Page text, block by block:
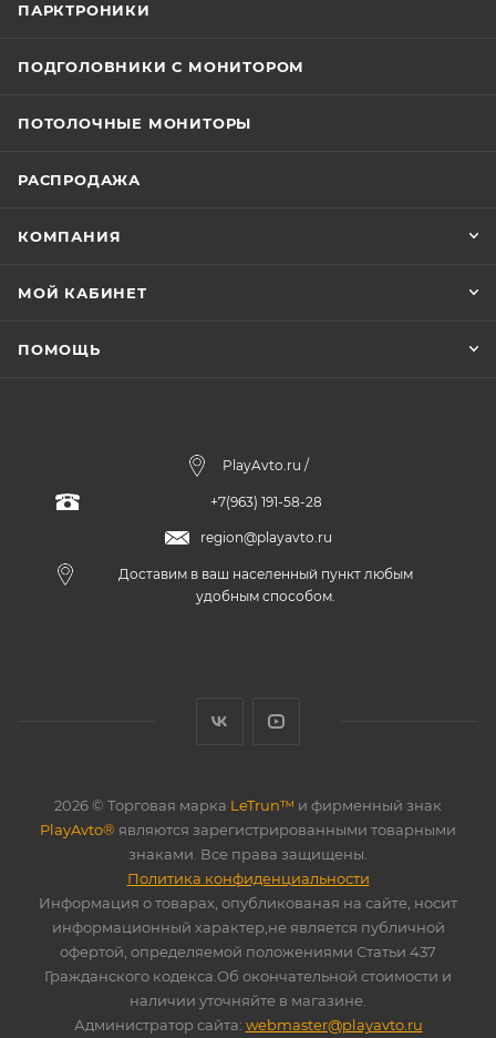
ПАРКТРОНИКИ
ПОДГОЛОВНИКИ С МОНИТОРОМ
ПОТОЛОЧНЫЕ МОНИТОРЫ
РАСПРОДАЖА
КОМПАНИЯ
МОЙ КАБИНЕТ
ПОМОЩЬ
PlayAvto.ru /
+7(963) 191-58-28
region@playavto.ru
Доставим в ваш населенный пункт любым
удобным способом.
2026 © Торговая марка LeTrun™ и фирменный знак
PlayAvto® являются зарегистрированными товарными
знаками. Все права защищены.
Политика конфиденциальности
Информация о товарах, опубликованая на сайте, носит
информационный характер,не является публичной
офертой, определяемой положениями Статьи 437
Гражданского кодекса.Об окончательной стоимости и
наличии уточняйте в магазине.
Администратор сайта: webmaster@playavto.ru